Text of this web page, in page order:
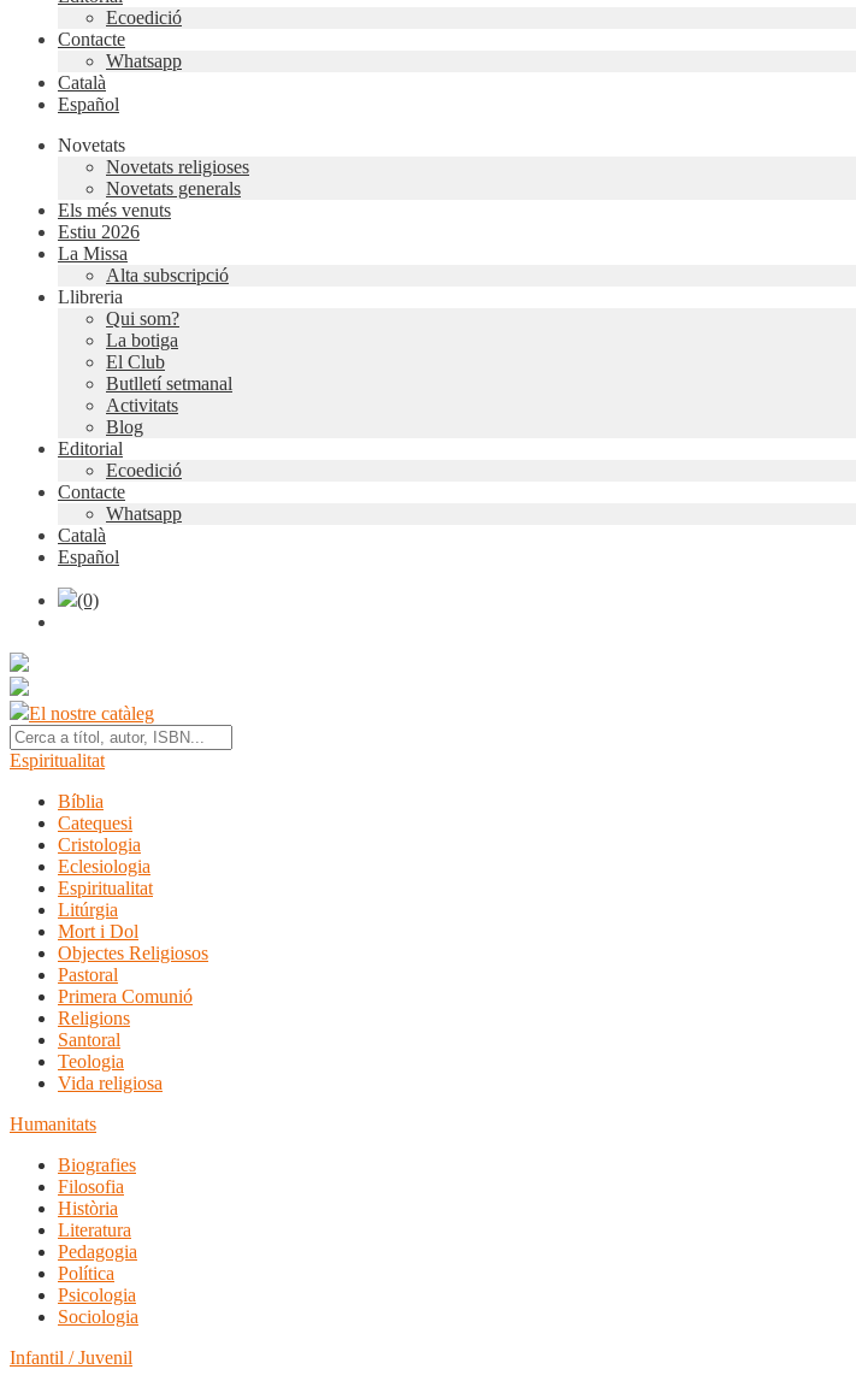
Ecoedició
Contacte
Whatsapp
Català
Español
Novetats
Novetats religioses
Novetats generals
Els més venuts
Estiu 2026
La Missa
Alta subscripció
Llibreria
Qui som?
La botiga
El Club
Butlletí setmanal
Activitats
Blog
Editorial
Ecoedició
Contacte
Whatsapp
Català
Español
(0)
El nostre catàleg
Espiritualitat
Bíblia
Catequesi
Cristologia
Eclesiologia
Espiritualitat
Litúrgia
Mort i Dol
Objectes Religiosos
Pastoral
Primera Comunió
Religions
Santoral
Teologia
Vida religiosa
Humanitats
Biografies
Filosofia
Història
Literatura
Pedagogia
Política
Psicologia
Sociologia
Infantil / Juvenil